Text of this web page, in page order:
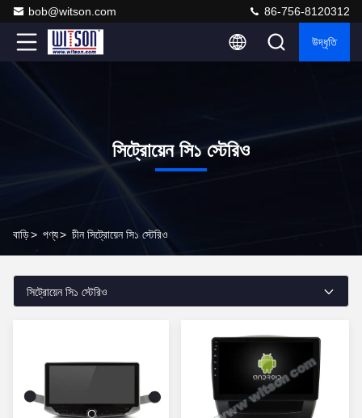
bob@witson.com 86-756-8120312
উদ্ধৃতি
সিট্রোয়েন সি১ স্টেরিও
বাড়ি> পণ্য> চীন সিট্রোয়েন সি১ স্টেরিও
সিট্রোয়েন সি১ স্টেরিও